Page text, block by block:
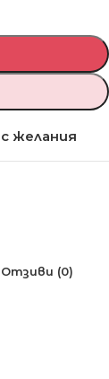
желания
Отзиви (0)